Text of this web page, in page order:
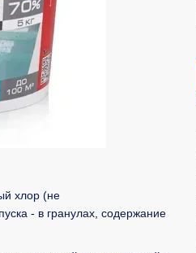
хлор (не
- в гранулах, содержание